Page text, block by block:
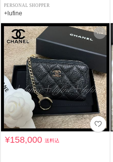
PERSONAL SHOPPER
+lufine
¥158,000送料込